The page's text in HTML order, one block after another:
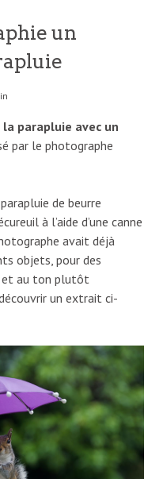
un
parapluie avec un
par le photographe
de beurre
à l’aide d’une canne
avait déjà
objets, pour des
et au ton plutôt
un extrait ci-